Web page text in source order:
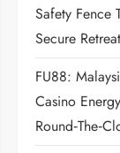
Safety Fence
Secure Retreat
FU88:
Casino